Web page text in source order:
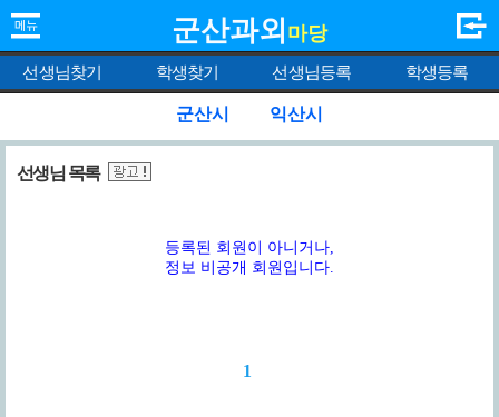
군산과외 마당
선생님찾기 학생찾기 선생님등록 학생등록
군산시 익산시
선생님 목록
등록된 회원이 아니거나,
정보 비공개 회원입니다.
1